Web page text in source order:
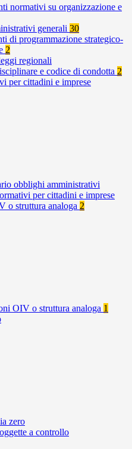
normativi su organizzazione e
generali 30
di programmazione strategico-
2
regionali
e codice di condotta 2
per cittadini e imprese
obblighi amministrativi
per cittadini e imprese
o struttura analoga 2
OIV o struttura analoga 1
zero
a controllo